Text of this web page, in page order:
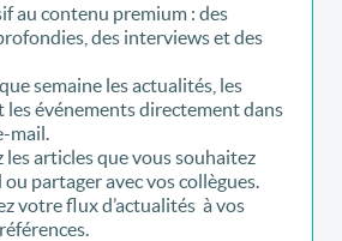
au contenu premium : des
des interviews et des
semaine les actualités, les
les événements directement dans
mail.
les articles que vous souhaitez
partager avec vos collègues.
votre flux d’actualités à vos